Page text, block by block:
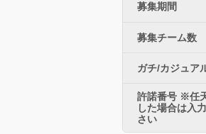
募集期間
募集チーム数
ガチ/カジュア
許諾番号 ※任
した場合は入
さい